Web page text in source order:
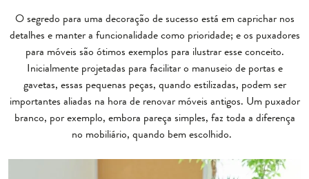
O segredo para uma decoração de sucesso está em caprichar nos
detalhes e manter a funcionalidade como prioridade; e os puxadores
para móveis são ótimos exemplos para ilustrar esse conceito.
Inicialmente projetadas para facilitar o manuseio de portas e
gavetas, essas pequenas peças, quando estilizadas, podem ser
importantes aliadas na hora de renovar móveis antigos. Um puxador
branco, por exemplo, embora pareça simples, faz toda a diferença
no mobiliário, quando bem escolhido.